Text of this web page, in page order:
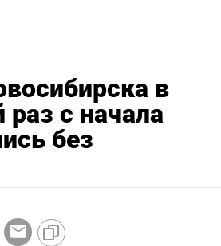
в
с начала
без